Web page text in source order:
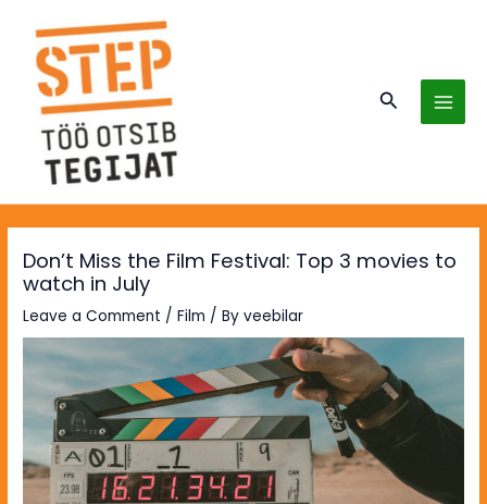
content
Search
Don’t Miss the Film Festival: Top 3 movies to
watch in July
Leave a Comment /Film / Byveebilar